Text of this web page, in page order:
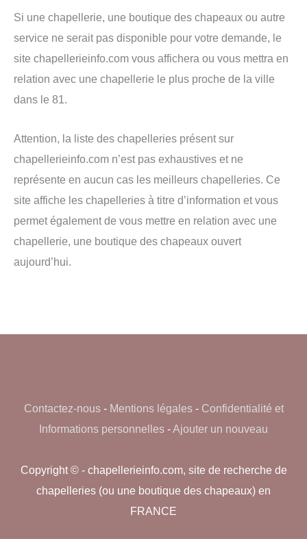
Si une chapellerie, une boutique des chapeaux ou autre
service ne serait pas disponible pour votre demande, le
site chapellerieinfo.com vous affichera ou vous mettra en
relation avec une chapellerie le plus proche de la ville
dans le 81.
Attention, la liste des chapelleries présent sur
chapellerieinfo.com n’est pas exhaustives et ne
représente en aucun cas les meilleurs chapelleries. Ce
site affiche les chapelleries à titre d’information et vous
permet également de vous mettre en relation avec une
chapellerie, une boutique des chapeaux ouvert
aujourd’hui.
Contactez-nous- Mentions légales- Confidentialité et
Informations personnelles -Ajouter un nouveau
Copyright © - chapellerieinfo.com, site de recherche de
chapelleries (ou une boutique des chapeaux) en
FRANCE